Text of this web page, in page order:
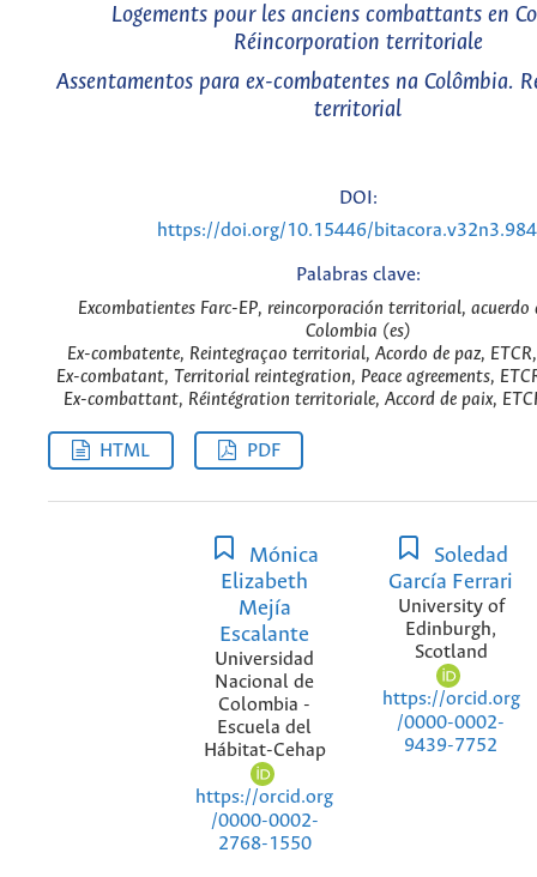
Logements pour les anciens combattants en
Réincorporation territoriale
Assentamentos para ex-combatentes na Colômbia.
territorial
DOI:
https://doi.org/10.15446/
Palabras clave:
Excombatientes Farc-EP, reincorporación territorial, acuerdo
Colombia (es)
Ex-combatente, Reintegraçao territorial, Acordo de paz,
Ex-combatant, Territorial reintegration, Peace agreements,
Ex-combattant, Réintégration territoriale, Accord de paix,
HTML PDF
Mónica
Elizabeth
Mejía
Escalante
Universidad
Nacional de
Colombia -
Escuela del
Hábitat-Cehap
https://orcid.org
/0000-0002-
2768-1550
Soledad
García Ferrari
University of
Edinburgh,
Scotland
https://orcid.org
/0000-0002-
9439-7752